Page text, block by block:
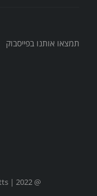
תמצאו אותנו בפייסבוק
@ All Rights Reserved to Powerwatts | 2022